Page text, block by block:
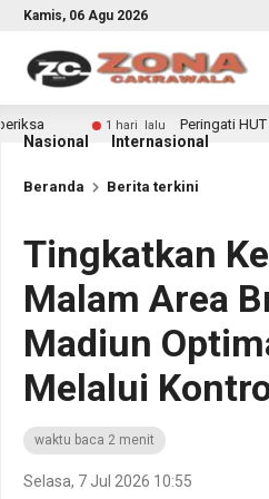
Kamis, 06 Agu 2026
Nasional Internasional
Peringati HUT RI ke-81, Aksi Donor
Beranda Berita terkini
Tingkatkan
Malam Area
Madiun
Melalui
waktu baca 2 menit
Selasa, 7 Jul 2026 10:55